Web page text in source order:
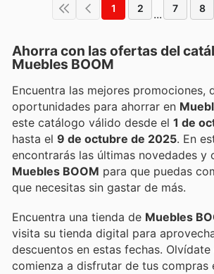
1 2 ... 7 8
Ahorra con las ofertas del
Muebles BOOM
Encuentra las mejores promociones,
oportunidades para ahorrar en
este catálogo válido desde el 1 de
hasta el 9 de octubre de 2025 . En
encontrarás las últimas novedades y
Muebles BOOM para que puedas
que necesitas sin gastar de más.
Encuentra una tienda de Muebles
visita su tienda digital para
descuentos en estas fechas.
comienza a disfrutar de tus compras